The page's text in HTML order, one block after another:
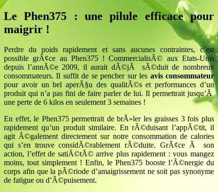
Le Phen375 : unepilule efficacepour
maigrir !
Perdre du poids rapidement et sans aucunes contraintes, c’est
possible grÃ¢ce au Phen375 ! CommercialisÃ© aux Etats-Unis
depuis l’annÃ©e 2009, il aurait dÃ©jÃ sÃ©duit de nombreux
consommateurs. Il suffit de se pencher sur les avis consommateur
pour avoir un bel aperÃ§u des qualitÃ©s et performances d’un
produit qui n’a pas fini de faire parler de lui. Il permettrait jusqu’Ã
une perte de 6 kilos en seulement 3 semaines !
En effet, le Phen375 permettrait de brÃ»ler les graisses 3 fois plus
rapidement qu’un produit similaire. En rÃ©duisant l’appÃ©tit, il
agit Ã©galement directement sur notre consommation de calories
qui s’en trouve considÃ©rablement rÃ©duite. GrÃ¢ce Ã son
action, l’effet de satiÃ©tÃ© arrive plus rapidement : vous mangez
moins, tout simplement ! Enfin, le Phen375 booste l’Ã©nergie du
corps afin que la pÃ©riode d’amaigrissement ne soit pas synonyme
de fatigue ou d’Ã©puisement.